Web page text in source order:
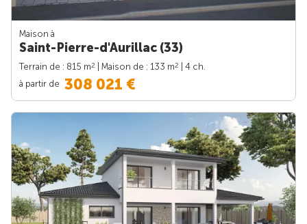
Maison à
Saint-Pierre-d'Aurillac (33)
Terrain de : 815 m2 | Maison de : 133 m2
| 4 ch.
à partir de 308 021 €